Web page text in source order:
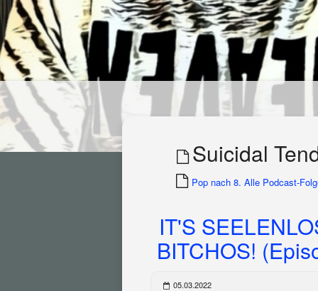
Suicidal
Pop nach 8. Alle Podcast-
IT'S
BITCHOS!
05.03.2022